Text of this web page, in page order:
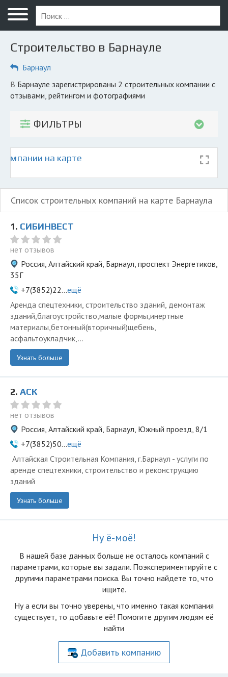
Меню
Главная
Вопрос юристу
Барнаул
Экоблог
КОМПАНИЯМ
Личный кабинет
Строительство в Барнауле
Барнаул
в Барнауле зарегистрированы 2 строительных компании с
отзывами, рейтингом и фотографиями
ФИЛЬТРЫ
на карте
Список строительных компаний на карте Барнаула
1. СИБИНВЕСТ
нет отзывов
Россия, Алтайский край, Барнаул, проспект Энергетиков,
35Г
+7(3852)22...ещё
Аренда спецтехники, строительство зданий, демонтаж
зданий,благоустройство,малые формы,инертные
материалы,бетонный(вторичный)щебень,
асфальтоукладчик,...
Узнать больше
2. АСК
нет отзывов
Россия, Алтайский край, Барнаул, Южный проезд, 8/1
+7(3852)50...ещё
Алтайская Строительная Компания, г.Барнаул - услуги по
аренде спецтехники, строительство и реконструкцию
зданий
Узнать больше
Ну ё-моё!
В нашей базе данных больше не осталоcь компаний с
параметрами, которые вы задали. Поэкспериментируйте с
другими параметрами поиска. Вы точно найдете то, что
ищите.
Ну а если вы точно уверены, что именно такая компания
существует, то добавьте её! Помогите другим людям её
найти
Добавить компанию